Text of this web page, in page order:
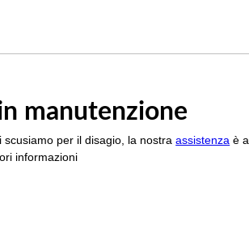
manutenzione
scusiamo per il disagio, la nostraassistenza è a
informazioni